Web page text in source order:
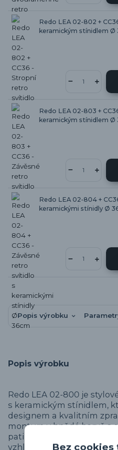
Redo LEA 02-802 +
keramickým stínidlem Ø
Redo LEA 02-803 +
keramickým stínidlem Ø
Redo LEA 02-804 +
keramickými stínidly Ø
Popis výrobku
Popis výrobku
Redo LEA 02-800 je
s keramickým stínidlem,
designem a kvalitním
montura v hnědé barvě s
patinou dodává svítidlu
vzhled, který se skvěle
Bez cookies